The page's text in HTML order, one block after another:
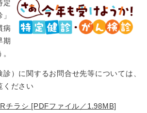
定
病
期
）に関するお問合せ先等については、
ください
チラシ [PDFファイル／1.98MB]